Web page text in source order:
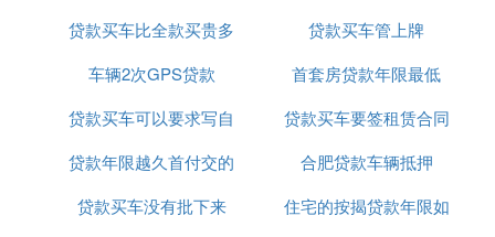
︿汉鎴风睄鎵鍦ㄥ湴銆佺粡閿鍟嗙櫥璁版墍鍦ㄥ湴杩
樻槸鍙屾柟鎸囧畾鐨勫叾瀹冨湴鐐癸紝閮藉彲浠ョ敱
嶆槑锛屽垯閫傜敤銆婃皯浜嬭瘔璁兼硶銆嬭勫畾鐨勬
潯娆俱
(8)搴旂壒鍒娉ㄦ剰鏈夊叧缁忛攢鍟嗗悎鍚岃矗浠荤殑
缁嗚妭锛岃繖浜涢儴鍒嗗線寰琚缁忛攢鍟嗘伓鎰忊滃
款
贷款买车比全款买贵多
少钱
贷款买车管上牌
车辆2次GPS贷款
首套房贷款年限最低
贷款买车可以要求写自
己的名字吗
贷款买车要签租赁合同
吗
贷款年限越久首付交的
越多吗
合肥贷款车辆抵押
贷款买车没有批下来
住宅的按揭贷款年限如